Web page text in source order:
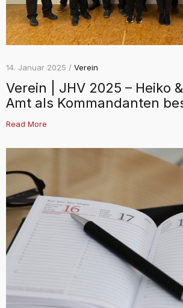
14. Januar 2025 / Verein
Verein | JHV 2025 – Heiko
Amt als Kommandanten
Read More